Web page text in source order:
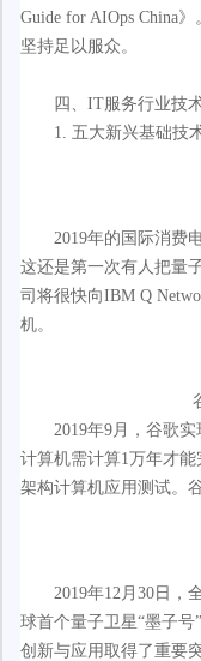
Guide for AIOps China
坚持足以服众。
四、IT服务行业技
1. 五大新兴基础技
2019年的国际消费
这还是第一次有人把量
司将很快向IBM Q
机。
2019年9月，谷歌
计算机需计算1万年才
架构计算机应用测试。
2019年12月30日，
球首个量子卫星“墨子
创新与应用取得了重要